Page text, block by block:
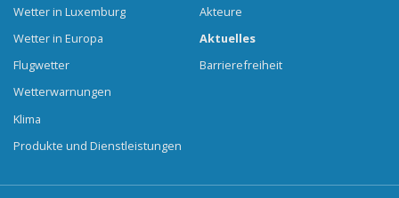
Wetter in Luxemburg
Wetter in Europa
Flugwetter
Wetterwarnungen
Klima
Produkte und Dienstleistungen
Akteure
Aktuelles
Barrierefreiheit